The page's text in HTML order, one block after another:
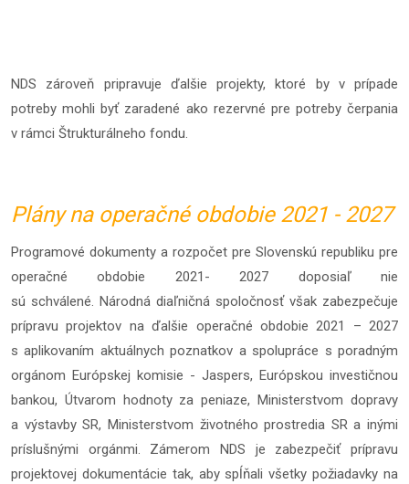
NDS zároveň pripravuje ďalšie projekty, ktoré by v prípade
potreby mohli byť zaradené ako rezervné pre potreby čerpania
v rámci Štrukturálneho fondu.
Plány na operačné obdobie 2021 - 2027
Programové dokumenty a rozpočet pre Slovenskú republiku pre
operačné obdobie 2021- 2027 doposiaľ nie
sú schválené. Národná diaľničná spoločnosť však zabezpečuje
prípravu projektov na ďalšie operačné obdobie 2021 – 2027
s aplikovaním aktuálnych poznatkov a spolupráce s poradným
orgánom Európskej komisie - Jaspers, Európskou investičnou
bankou, Útvarom hodnoty za peniaze, Ministerstvom dopravy
a výstavby SR, Ministerstvom životného prostredia SR a inými
príslušnými orgánmi. Zámerom NDS je zabezpečiť prípravu
projektovej dokumentácie tak, aby spĺňali všetky požiadavky na